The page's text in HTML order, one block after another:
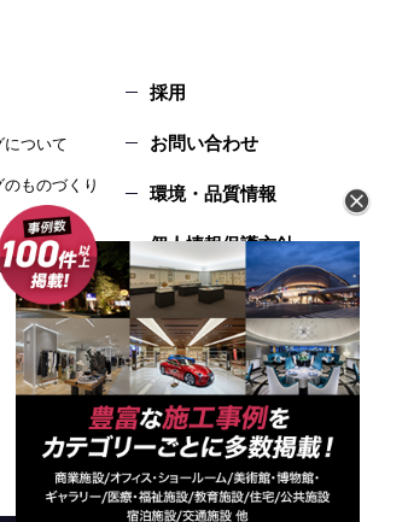
について
ものづくり
採用
お問い合わせ
環境・品質情報
個人情報保護方針
サイトマップ